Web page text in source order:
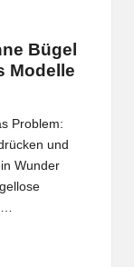
Bügel
Modelle
Problem:
und
Wunder